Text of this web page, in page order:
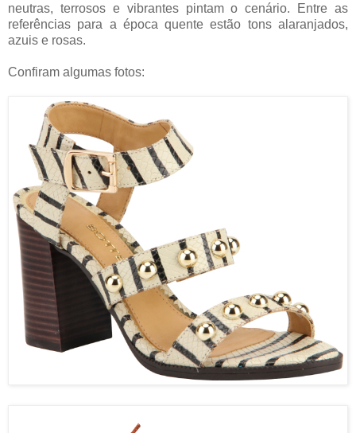
neutras, terrosos e vibrantes pintam o cenário. Entre as
referências para a época quente estão tons alaranjados,
azuis e rosas.
Confiram algumas fotos: